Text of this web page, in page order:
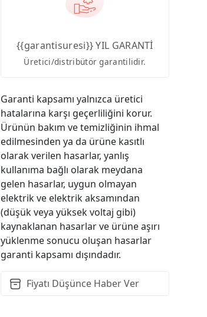
{{garantisuresi}} YIL GARANTİ
Üretici/distribütör garantilidir.
Garanti kapsamı yalnızca üretici
hatalarına karşı geçerliliğini korur.
Ürünün bakım ve temizliğinin ihmal
edilmesinden ya da ürüne kasıtlı
olarak verilen hasarlar, yanlış
kullanıma bağlı olarak meydana
gelen hasarlar, uygun olmayan
elektrik ve elektrik aksamından
(düşük veya yüksek voltaj gibi)
kaynaklanan hasarlar ve ürüne aşırı
yüklenme sonucu oluşan hasarlar
garanti kapsamı dışındadır.
Fiyatı Düşünce Haber Ver